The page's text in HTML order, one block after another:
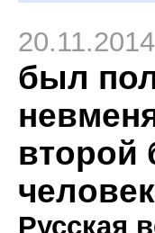
20.11.2014
был
второй
Русская